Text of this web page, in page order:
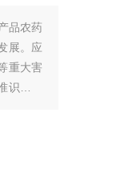
品农药
展。应
重大害
别小